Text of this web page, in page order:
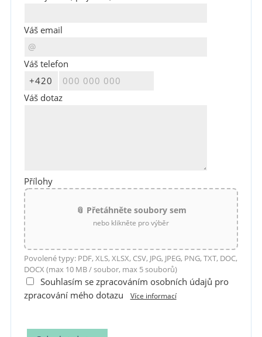
Váš email
Váš telefon
Váš dotaz
Přílohy
📎 Přetáhněte soubory sem
nebo klikněte pro výběr
Povolené typy: PDF, XLS, XLSX, CSV, JPG, JPEG, PNG, TXT, DOC,
DOCX (max 10 MB / soubor, max 5 souborů)
Souhlasím se zpracováním osobních údajů pro
zpracování mého dotazu
Více informací